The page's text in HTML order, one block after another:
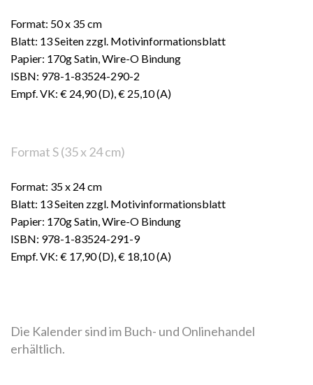
Format: 50 x 35 cm
Blatt: 13 Seiten zzgl. Motivinformationsblatt
Papier: 170g Satin, Wire-O Bindung
ISBN: 978-1-83524-290-2
Empf. VK: € 24,90 (D), € 25,10 (A)
Format S (35 x 24 cm)
Format: 35 x 24 cm
Blatt: 13 Seiten zzgl. Motivinformationsblatt
Papier: 170g Satin, Wire-O Bindung
ISBN: 978-1-83524-291-9
Empf. VK: € 17,90 (D), € 18,10 (A)
Die Kalender sind im Buch- und Onlinehandel
erhältlich.